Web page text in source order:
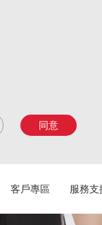
同意
客戶專區 服務支